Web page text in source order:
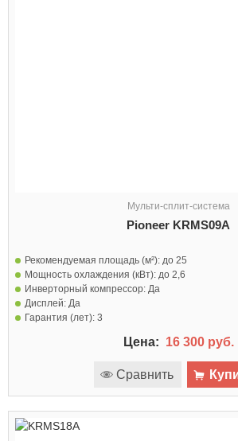
Мульти-сплит-система
Pioneer KRMS09A
Рекомендуемая площадь (м²): до 25
Мощность охлаждения (кВт): до 2,6
Инверторный компрессор: Да
Дисплей: Да
Гарантия (лет): 3
Цена: 16 300 руб.
Сравнить